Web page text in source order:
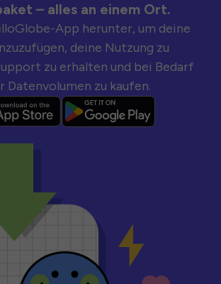
– alles an einem Ort.
App herunter, um deine
deine Nutzung zu
zu erhalten und bei Bedarf
Datenvolumen zu kaufen.